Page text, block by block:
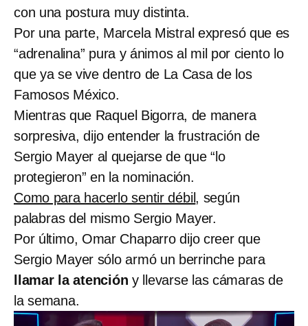
con una postura muy distinta.
Por una parte, Marcela Mistral expresó que es
“adrenalina” pura y ánimos al mil por ciento lo
que ya se vive dentro de La Casa de los
Famosos México.
Mientras que Raquel Bigorra, de manera
sorpresiva, dijo entender la frustración de
Sergio Mayer al quejarse de que “lo
protegieron” en la nominación.
Como para hacerlo sentir débil , según
palabras del mismo Sergio Mayer.
Por último, Omar Chaparro dijo creer que
Sergio Mayer sólo armó un berrinche para
llamar la atención y llevarse las cámaras de
la semana.